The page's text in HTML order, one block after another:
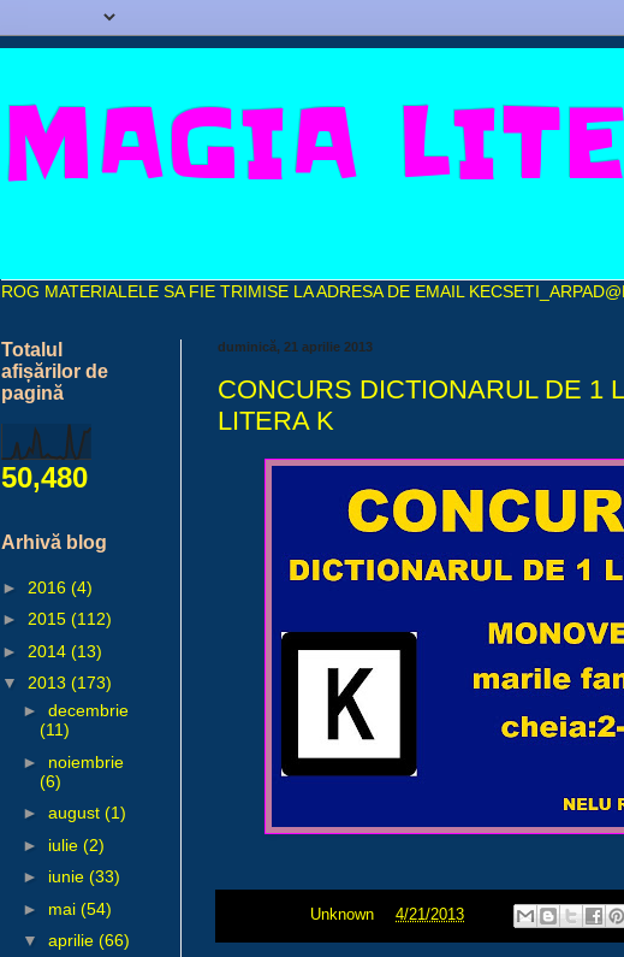
MAGIA
ROG MATERIALELE SA FIE TRIMISE LA ADRESA DE EMAIL
duminică, 21 aprilie 2013
CONCURS DICTIONARUL DE 1
LITERA K
Unknown 4/21/2013
Totalul
afișărilor de
pagină
50,480
Arhivă blog
► 2016 (4)
► 2015 (112)
► 2014 (13)
▼ 2013 (173)
► decembrie
(11)
► noiembrie
(6)
► august (1)
► iulie (2)
► iunie (33)
► mai (54)
▼ aprilie (66)